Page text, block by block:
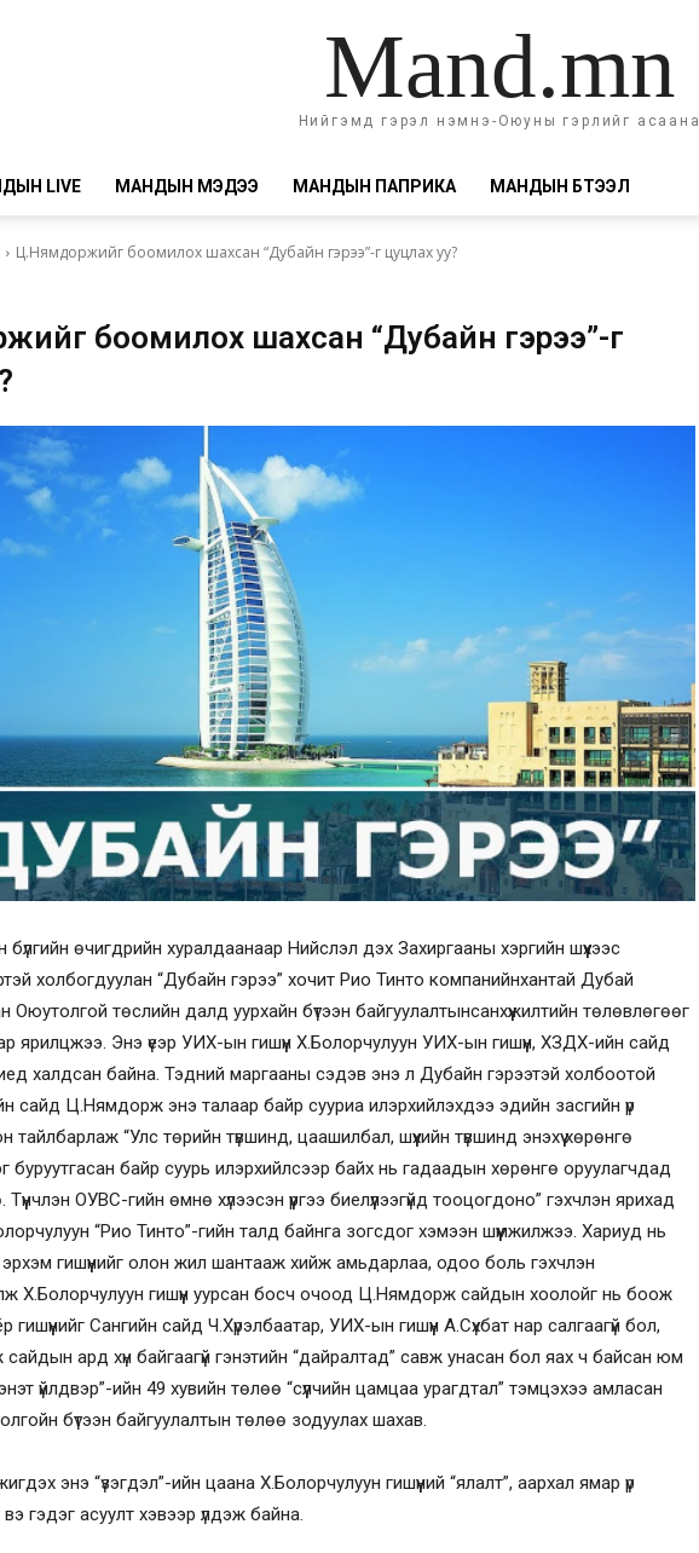
Mand.mn
Нийгэмд гэрэл нэмнэ-Оюуны гэрлийг асаана
LIVE МАНДЫН МЭДЭЭ МАНДЫН ПАПРИКА МАНДЫН БҮТЭЭЛ
Ц.Нямдоржийг боомилох шахсан “Дубайн гэрээ”-г цуцлах уу?
боомилох шахсан “Дубайн гэрээ”-г
өчигдрийн хуралдаанаар Нийслэл дэх Захиргааны хэргийн шүүхээс
холбогдуулан “Дубайн гэрээ” хочит Рио Тинто компанийнхантай Дубай
Оюутолгой төслийн далд уурхайн бүтээн байгуулалтынсанхүүжилтийн төлөвлөгөөг
ярилцжээ. Энэ үеэр УИХ-ын гишүүн Х.Болорчулуун УИХ-ын гишүүн, ХЗДХ-ийн сайд
халдсан байна. Тэдний маргааны сэдэв энэ л Дубайн гэрээтэй холбоотой
Ц.Нямдорж энэ талаар байр сууриа илэрхийлэхдээ эдийн засгийн үр
тайлбарлаж “Улс төрийн түвшинд, цаашилбал, шүүхийн түвшинд энэхүү хөрөнгө
буруутгасан байр суурь илэрхийлсээр байх нь гадаадын хөрөнгө оруулагчдад
ОУВС-гийн өмнө хүлээсэн үүргээ биелүүлээгүйд тооцогдоно” гэхчлэн ярихад
“Рио Тинто”-гийн талд байнга зогсдог хэмээн шүүмжилжээ. Хариуд нь
гишүүнийг олон жил шантааж хийж амьдарлаа, одоо боль гэхчлэн
Х.Болорчулуун гишүүн уурсан босч очоод Ц.Нямдорж сайдын хоолойг нь боож
гишүүнийг Сангийн сайд Ч.Хүрэлбаатар, УИХ-ын гишүүн А.Сүхбат нар салгаагүй бол,
ард хүн байгаагүй гэнэтийн “дайралтад” савж унасан бол яах ч байсан юм
үйлдвэр”-ийн 49 хувийн төлөө “сүүлчийн цамцаа урагдтал” тэмцэхээ амласан
бүтээн байгуулалтын төлөө зодуулах шахав.
энэ “үзэгдэл”-ийн цаана Х.Болорчулуун гишүүний “ялалт”, аархал ямар үр
гэдэг асуулт хэвээр үлдэж байна.